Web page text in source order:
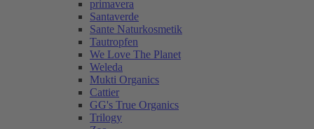
primavera
Santaverde
Sante Naturkosmetik
Tautropfen
We Love The Planet
Weleda
Mukti Organics
Cattier
GG's True Organics
Trilogy